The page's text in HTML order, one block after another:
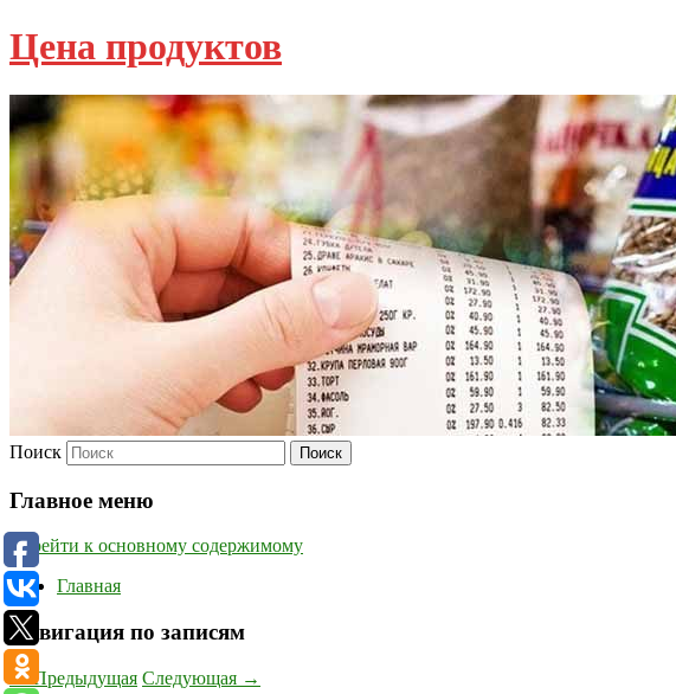
Цена продуктов
Поиск
Главное меню
Перейти к основному содержимому
Главная
Навигация по записям
←Предыдущая Следующая →